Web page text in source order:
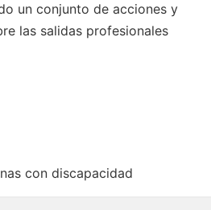
un conjunto de acciones y
las salidas profesionales
con discapacidad